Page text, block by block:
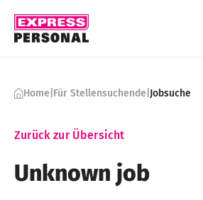
Home|Für Stellensuchende|Jobsuche
Zurück zur Übersicht
Unknown job